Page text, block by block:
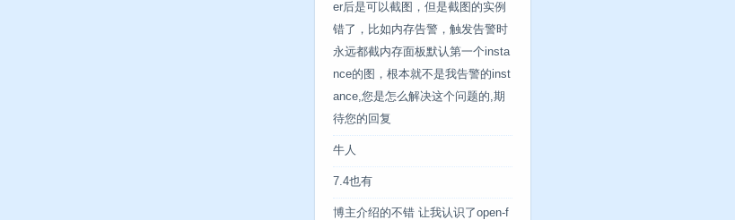
er后是可以截图，但是截图的实例
错了，比如内存告警，触发告警时
永远都截内存面板默认第一个insta
nce的图，根本就不是我告警的inst
ance,您是怎么解决这个问题的,期
待您的回复
牛人
7.4也有
博主介绍的不错 让我认识了open-f